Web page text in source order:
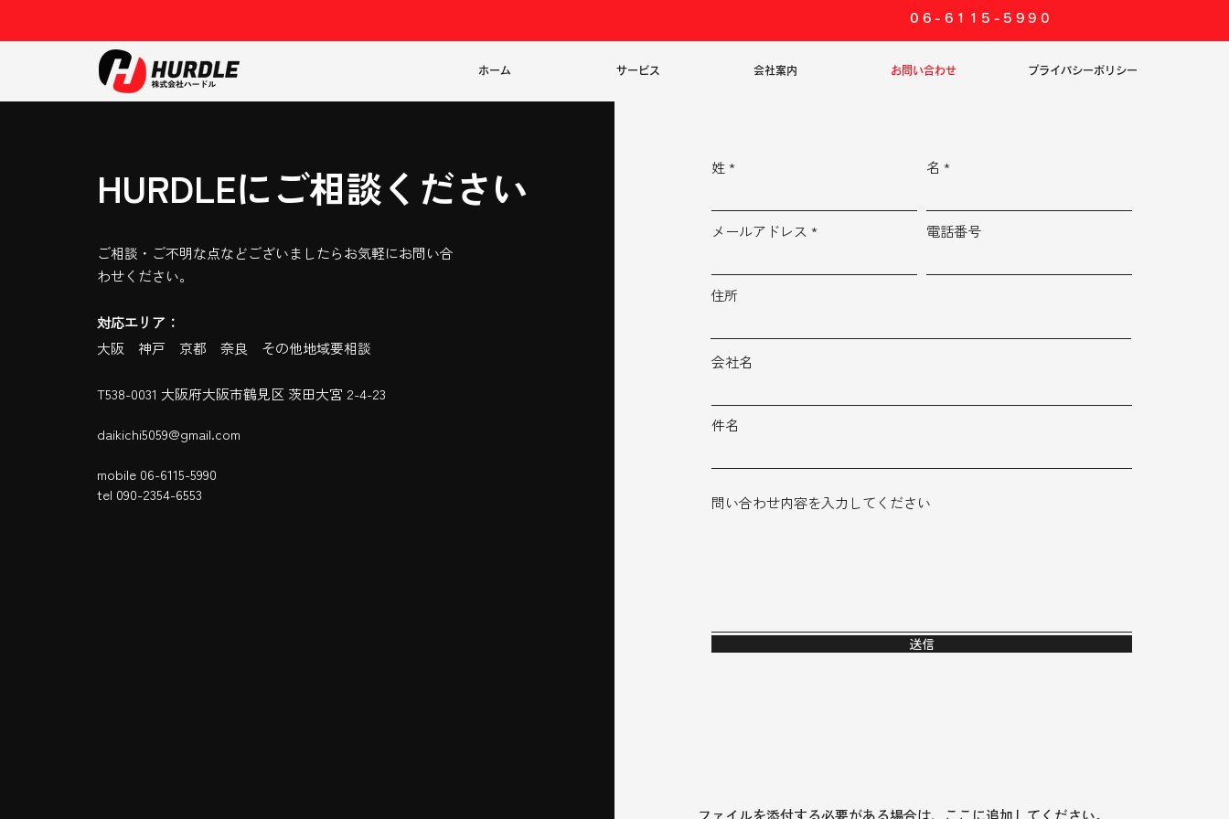
ホーム サービス 会社案内 お問い合わせ プライバシーポリシー
06-6115-5990
HURDLEにご相談ください
ご相談・ご不明な点などございましたらお気軽にお問い合
わせください。
対応エリア：
大阪 神戸 京都 奈良 その他地域要相談
T538-0031 大阪府大阪市鶴見区 茨田大宮 2-4-23
daikichi5059@gmail.com
mobile 06-6115-5990
tel 090-2354-6553
姓 名
メールアドレス 電話番号
住所
会社名
件名
問い合わせ内容を入力してください
送信
ファイルを添付する必要がある場合は、ここに追加してください。